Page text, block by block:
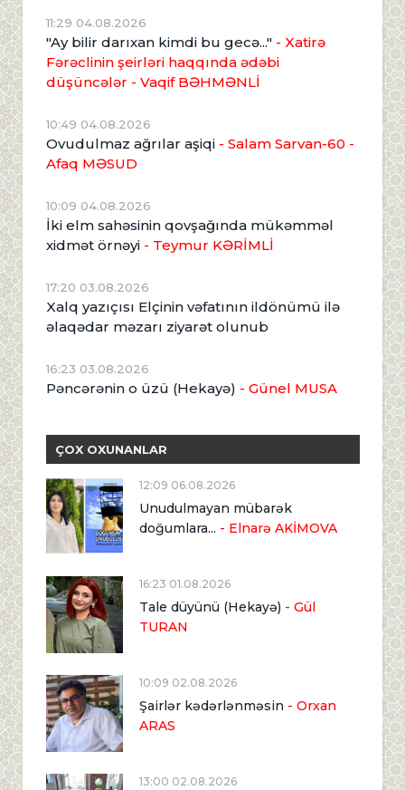
11:29 04.08.2026
"Ay bilir darıxan kimdi bu gecə..." - Xatirə
Fərəclinin şeirləri haqqında ədəbi
düşüncələr - Vaqif BƏHMƏNLİ
10:49 04.08.2026
Ovudulmaz ağrılar aşiqi - Salam Sarvan-60 -
Afaq MƏSUD
10:09 04.08.2026
İki elm sahəsinin qovşağında mükəmməl
xidmət örnəyi - Teymur KƏRİMLİ
17:20 03.08.2026
Xalq yazıçısı Elçinin vəfatının ildönümü ilə
əlaqədar məzarı ziyarət olunub
16:23 03.08.2026
Pəncərənin o üzü (Hekayə) - Günel MUSA
ÇOX OXUNANLAR
12:09 06.08.2026
Unudulmayan mübarək
doğumlara... - Elnarə AKİMOVA
16:23 01.08.2026
Tale düyünü (Hekayə) - Gül
TURAN
10:09 02.08.2026
Şairlər kədərlənməsin - Orxan
ARAS
13:00 02.08.2026